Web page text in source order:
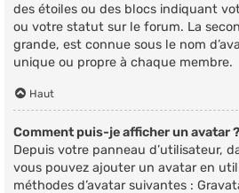
des étoiles ou des blocs indiquant
ou votre statut sur le forum. La
grande, est connue sous le nom
unique ou propre à chaque membre.
Haut
Comment puis-je afficher un avatar ?
Depuis votre panneau d’utilisateur,
vous pouvez ajouter un avatar en
méthodes d’avatar suivantes :